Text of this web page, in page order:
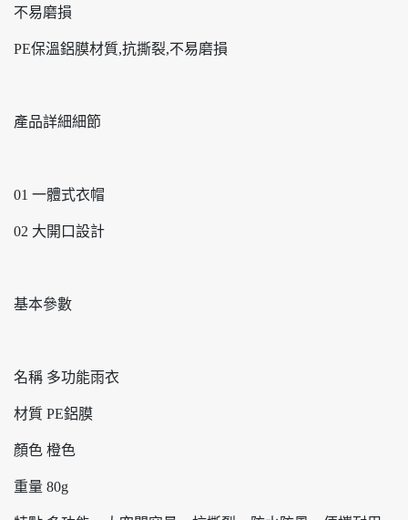
不易磨損
PE保溫鋁膜材質,抗撕裂,不易磨損
產品詳細細節
01 一體式衣帽
02 大開口設計
基本參數
名稱 多功能雨衣
材質 PE鋁膜
顏色 橙色
重量 80g